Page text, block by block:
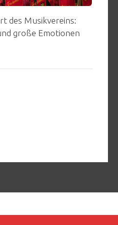
des Musikvereins:
große Emotionen